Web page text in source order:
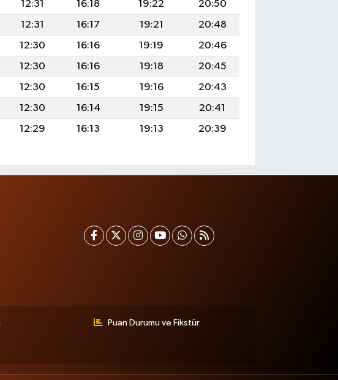
12:31 16:18 19:22
20:50
12:31 16:17 19:21
20:48
12:30 16:16 19:19
20:46
12:30 16:16 19:18
20:45
12:30 16:15 19:16
20:43
12:30 16:14 19:15
20:41
12:29 16:13 19:13 20:39
Puan Durumu ve Fikstür